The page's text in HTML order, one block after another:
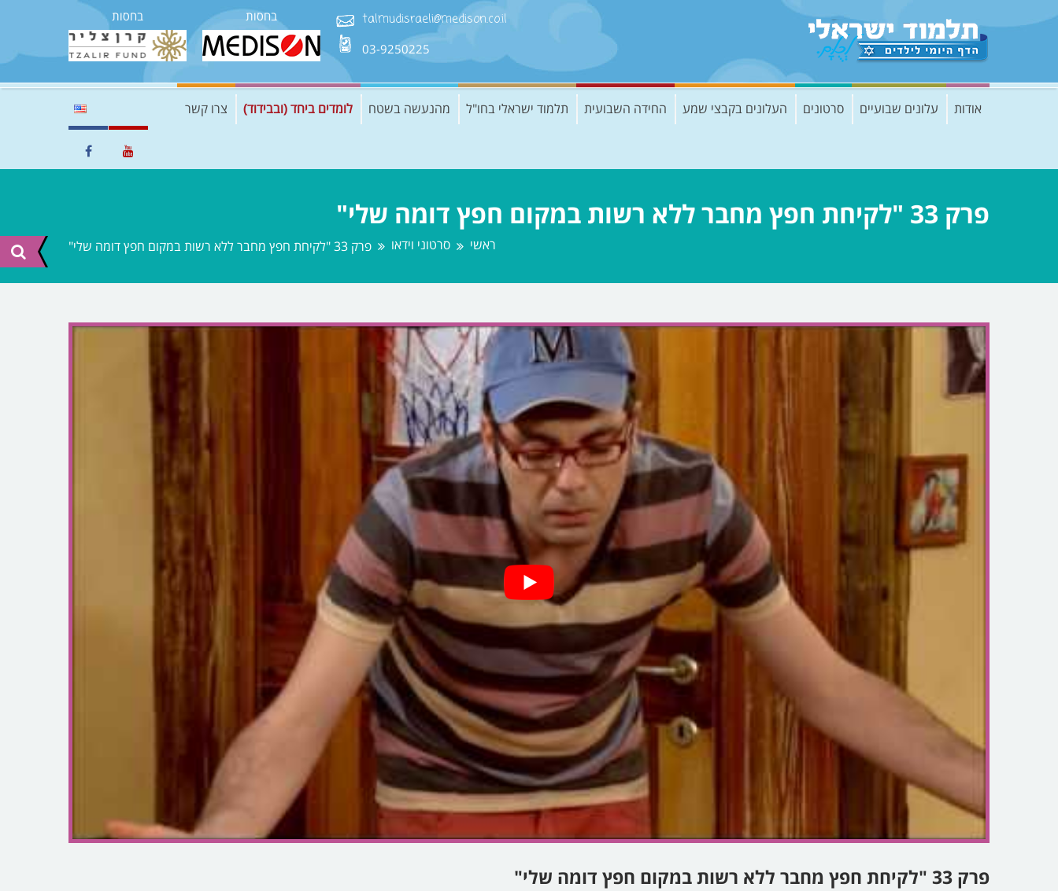
בחסות בחסות talmudisraeli@medison.co.il
03-9250225
אודות עלונים שבועיים סרטונים העלונים בקבצי שמע החידה השבועית תלמוד ישראלי בחו"ל מהנעשה בשטח לומדים ביחד (ובבידוד) צרו קשר
פרק 33 "לקיחת חפץ מחבר ללא רשות במקום חפץ דומה שלי"
ראשי סרטוני וידאו פרק 33 "לקיחת חפץ מחבר ללא רשות במקום חפץ דומה שלי"
פרק 33 "לקיחת חפץ מחבר ללא רשות במקום חפץ דומה שלי"